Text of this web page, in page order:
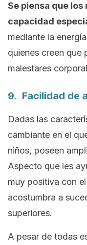
Se piensa que
capacidad
mediante la
quienes creen que
malestares
9. Facilidad de
Dadas las
cambiante en el
niños, poseen
Aspecto que les
muy positiva con
acostumbra a
superiores.
A pesar de todas